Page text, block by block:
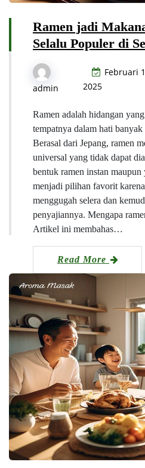
Ramen jadi
Selalu Populer di
admin
Februari
2025
Ramen adalah hidangan
tempatnya dalam hati
Berasal dari Jepang, ramen
universal yang tidak dapat
bentuk ramen instan maupun
menjadi pilihan favorit
menggugah selera dan
penyajiannya. Mengapa
Artikel ini membahas…
Read More